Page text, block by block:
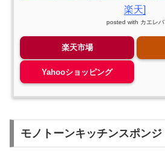
楽天]
posted with カエレバ
楽天市場
Yahooショッピング
モノトーンキッチンスポンジ